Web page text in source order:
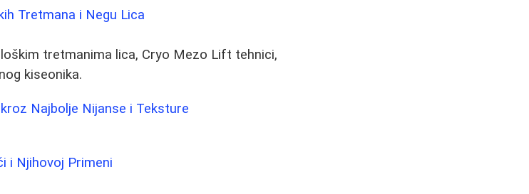
Tretmana i Negu Lica
tretmanima lica, Cryo Mezo Lift tehnici,
kiseonika.
Najbolje Nijanse i Teksture
i Njihovoj Primeni